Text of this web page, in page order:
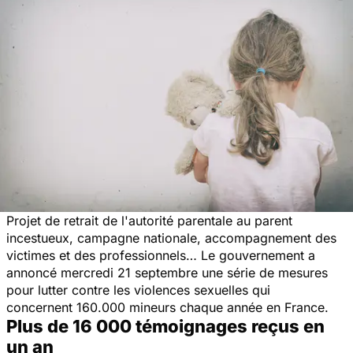
Projet de retrait de l'autorité parentale au parent
incestueux, campagne nationale, accompagnement des
victimes et des professionnels… Le gouvernement a
annoncé mercredi 21 septembre une série de mesures
pour lutter contre les violences sexuelles qui
concernent 160.000 mineurs chaque année en France.
Plus de 16 000 témoignages reçus en
un an